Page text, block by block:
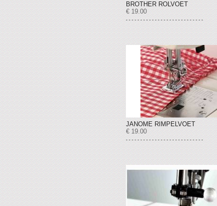
BROTHER ROLVOET
€ 19.00
JANOME RIMPELVOET
€ 19.00